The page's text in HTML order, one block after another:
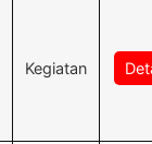
Kegiatan